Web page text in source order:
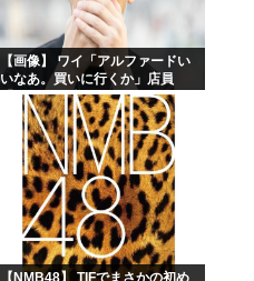
【画像】 ワイ「アルファードい
いなあ。買いに行くか」店員
「ほいっ見積もりな！」ワイ
「金額おかしくね？」←お前ら
もそう思うよな？？？？？
【NMB48】 TIFでまさかの初め